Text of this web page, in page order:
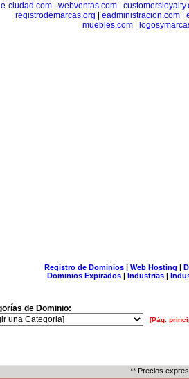
e-ciudad.com| webventas.com|
registrodemarcas.org
eadministracion.com
muebles.com
Registro de Dominios| Web Hosting |
Dominios Expirados | Industrias |
de Dominio:
[Pág.
** Precios